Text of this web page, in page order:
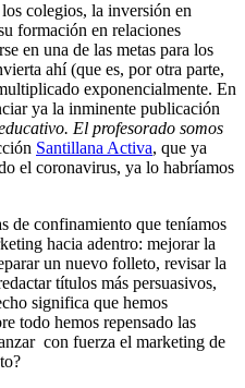
colegios, la inversión en
formación en relaciones
en una de las metas para los
ahí (que es, por otra parte,
exponencialmente. En
ya la inminente publicación
El profesorado somos
Santillana Activa, que ya
el coronavirus, ya lo habríamos
de confinamiento que teníamos
hacia adentro: mejorar la
un nuevo folleto, revisar la
títulos más persuasivos,
significa que hemos
todo hemos repensado las
con fuerza el marketing de